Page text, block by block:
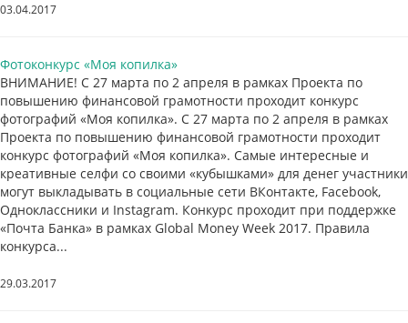
03.04.2017
Фотоконкурс «Моя копилка»
ВНИМАНИЕ! С 27 марта по 2 апреля в рамках Проекта по
повышению финансовой грамотности проходит конкурс
фотографий «Моя копилка». С 27 марта по 2 апреля в рамках
Проекта по повышению финансовой грамотности проходит
конкурс фотографий «Моя копилка». Самые интересные и
креативные селфи со своими «кубышками» для денег участники
могут выкладывать в социальные сети ВКонтакте, Facebook,
Одноклассники и Instagram. Конкурс проходит при поддержке
«Почта Банка» в рамках Global Money Week 2017. Правила
конкурса...
29.03.2017